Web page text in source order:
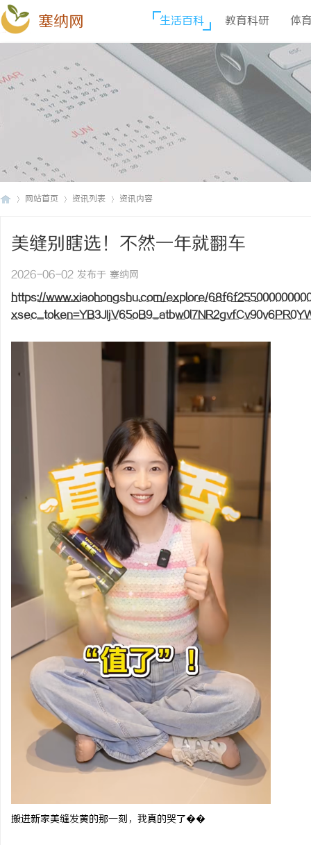
塞纳网 生活百科 教育科研 体
网站首页 资讯列表 资讯内容
美缝别瞎选！不然一年就翻车
2026-06-02 发布于 塞纳网
https://www.xiaohongshu.com/explore/
搬进新家美缝发黄的那一刻，我真的哭了��
汉配眼镜 上海配眼镜 白云影视：引领影视文